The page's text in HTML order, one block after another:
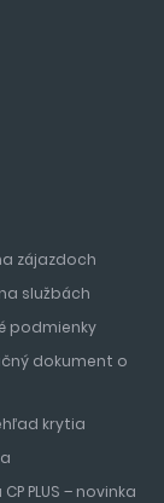
zájazdoch
službách
podmienky
dokument o
krytia
PLUS – novinka